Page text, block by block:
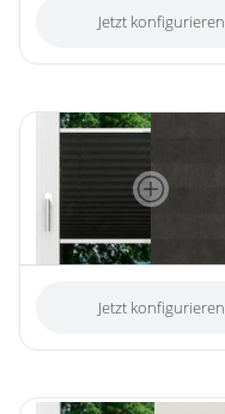
Gardinenstange
Stoffe
Panneaux
Jetzt konfigurieren
Jetzt konfigurieren